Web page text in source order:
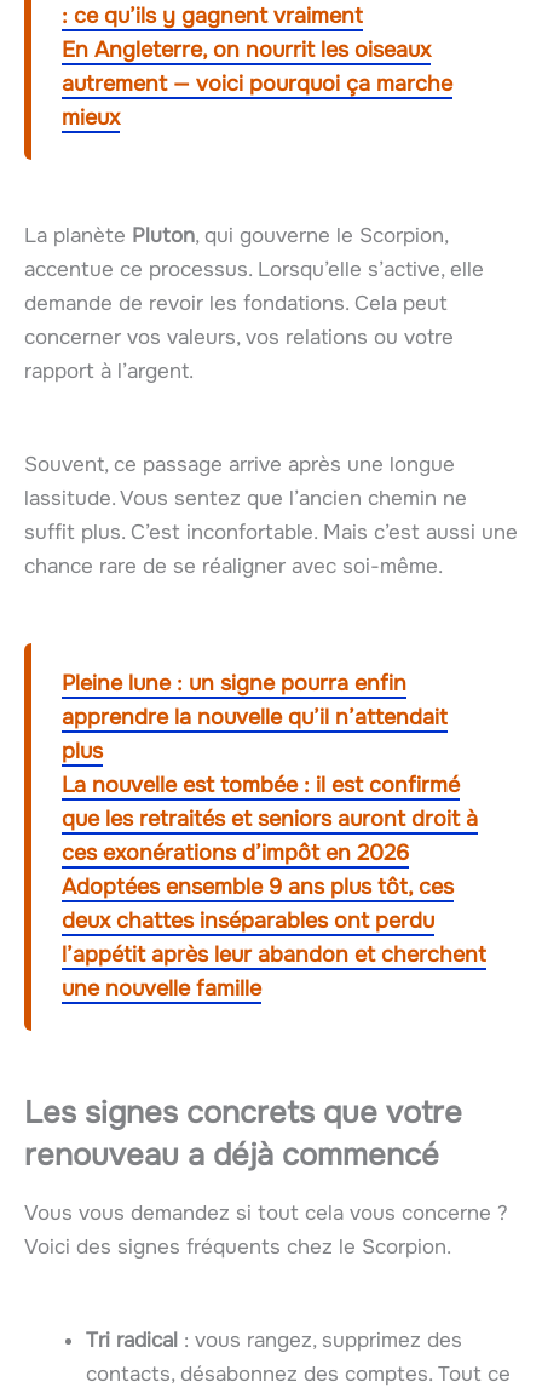
: ce qu’ils y gagnent vraiment
En Angleterre, on nourrit les oiseaux
autrement — voici pourquoi ça marche
mieux
La planète Pluton, qui gouverne le Scorpion,
accentue ce processus. Lorsqu’elle s’active, elle
demande de revoir les fondations. Cela peut
concerner vos valeurs, vos relations ou votre
rapport à l’argent.
Souvent, ce passage arrive après une longue
lassitude. Vous sentez que l’ancien chemin ne
suffit plus. C’est inconfortable. Mais c’est aussi une
chance rare de se réaligner avec soi-même.
Pleine lune : un signe pourra enfin
apprendre la nouvelle qu’il n’attendait
plus
La nouvelle est tombée : il est confirmé
que les retraités et seniors auront droit à
ces exonérations d’impôt en 2026
Adoptées ensemble 9 ans plus tôt, ces
deux chattes inséparables ont perdu
l’appétit après leur abandon et cherchent
une nouvelle famille
Les signes concrets que votre
renouveau a déjà commencé
Vous vous demandez si tout cela vous concerne ?
Voici des signes fréquents chez le Scorpion.
Tri radical : vous rangez, supprimez des
contacts, désabonnez des comptes. Tout ce